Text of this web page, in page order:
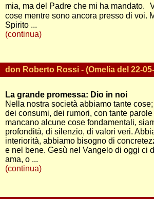
mia, ma del Padre che mi ha mandato.
cose mentre sono ancora presso di voi.
Spirito ...
(continua)
don Roberto Rossi - (Omelia del 22-
La grande promessa: Dio in noi
Nella nostra società abbiamo tante
dei consumi, dei rumori, con tante
mancano alcune cose fondamentali,
profondità, di silenzio, di valori veri.
interiorità, abbiamo bisogno di
e nel bene. Gesù nel Vangelo di oggi ci
ama, o ...
(continua)